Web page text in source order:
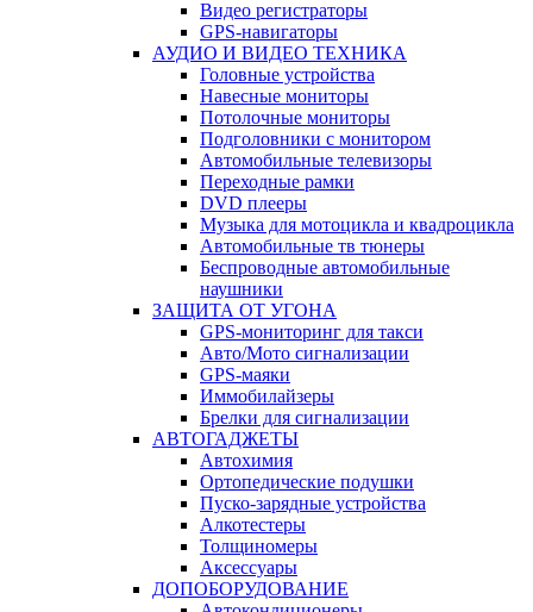
Видео регистраторы
GPS-навигаторы
АУДИО И ВИДЕО ТЕХНИКА
Головные устройства
Навесные мониторы
Потолочные мониторы
Подголовники с монитором
Автомобильные телевизоры
Переходные рамки
DVD плееры
Музыка для мотоцикла и квадроцикла
Автомобильные тв тюнеры
Беспроводные автомобильные
наушники
ЗАЩИТА ОТ УГОНА
GPS-мониторинг для такси
Авто/Мото сигнализации
GPS-маяки
Иммобилайзеры
Брелки для сигнализации
АВТОГАДЖЕТЫ
Автохимия
Ортопедические подушки
Пуско-зарядные устройства
Алкотестеры
Толщиномеры
Аксессуары
ДОПОБОРУДОВАНИЕ